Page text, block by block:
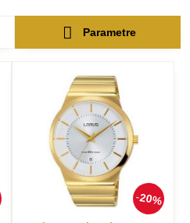
Parametre
20%